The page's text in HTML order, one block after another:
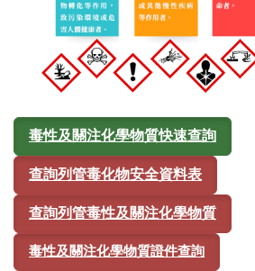
毒性及關注化學物質快速查詢
查詢列管毒化物安全資料表
查詢列管毒性及關注化學物質
毒性及關注化學物質證件查詢